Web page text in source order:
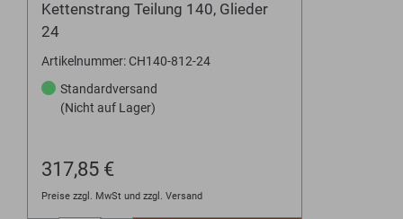
Kettenstrang Teilung 140, Glieder
24
Artikelnummer: CH140-812-24
Standardversand
(Nicht auf Lager)
317,85 €
Preise zzgl. MwSt und zzgl. Versand